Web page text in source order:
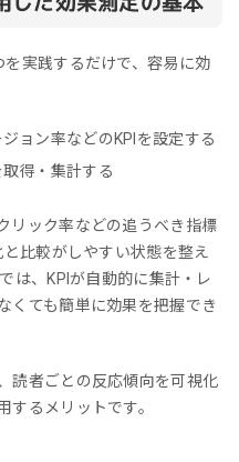
実践するだけで、容易に効
ョン率などのKPIを設定する
得・集計する
リック率などの追うべき指標
比較がしやすい状態を整え
は、KPIが自動的に集計・レ
くても簡単に効果を把握でき
読者ごとの反応傾向を可視化
するメリットです。